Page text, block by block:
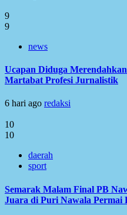
9
9
news
Ucapan Diduga
Martabat Profesi Jurnalistik
6 hari ago redaksi
10
10
daerah
sport
Semarak Malam Final PB
Juara di Puri Nawala Permai